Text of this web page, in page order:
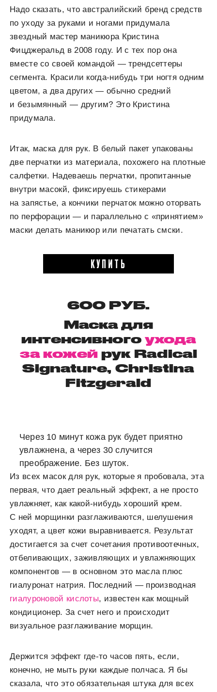
Надо сказать, что австралийский бренд средств
по уходу за руками и ногами придумала
звездный мастер маникюра Кристина
Фицджеральд в 2008 году. И с тех пор она
вместе со своей командой — трендсеттеры
сегмента. Красили когда-нибудь три ногтя одним
цветом, а два других — обычно средний
и безымянный — другим? Это Кристина
придумала.
Итак, маска для рук. В белый пакет упакованы
две перчатки из материала, похожего на плотные
салфетки. Надеваешь перчатки, пропитанные
внутри масокй, фиксируешь стикерами
на запястье, а кончики перчаток можно оторвать
по перфорации — и параллельно с «принятием»
маски делать маникюр или печатать смски.
КУПИТЬ
600 РУБ.
Маска для
интенсивного ухода
за кожейрукRadical
Signature, Christina
Fitzgerald
Через 10 минут кожа рук будет приятно
увлажнена, а через 30 случится
преображение. Без шуток.
Из всех масок для рук, которые я пробовала, эта
первая, что дает реальный эффект, а не просто
увлажняет, как какой-нибудь хороший крем.
С ней морщинки разглаживаются, шелушения
уходят, а цвет кожи выравнивается. Результат
достигается за счет сочетания противоотечных,
отбеливающих, заживляющих и увлажняющих
компонентов — в основном это масла плюс
гиалуронат натрия. Последний — производная
гиалуроновой кислоты, известен как мощный
кондиционер. За счет него и происходит
визуальное разглаживание морщин.
Держится эффект где-то часов пять, если,
конечно, не мыть руки каждые полчаса. Я бы
сказала, что это обязательная штука для всех